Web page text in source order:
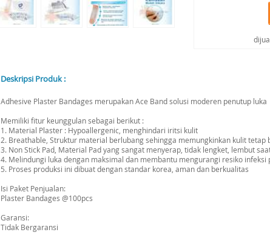
Deskripsi Produk :
Adhesive Plaster Bandages merupakan Ace Band solusi moderen penutup luka
Memiliki fitur keunggulan sebagai berikut :
1. Material Plaster : Hypoallergenic, menghindari iritsi kulit
2. Breathable, Struktur material berlubang sehingga memungkinkan kulit tetap
3. Non Stick Pad, Material Pad yang sangat menyerap, tidak lengket, lembut
4. Melindungi luka dengan maksimal dan membantu mengurangi resiko infeksi
5. Proses produksi ini dibuat dengan standar korea, aman dan berkualitas
Isi Paket Penjualan:
Plaster Bandages @100pcs
Garansi:
Tidak Bergaransi